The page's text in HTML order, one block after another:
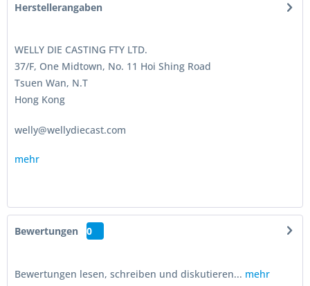
Herstellerangaben
WELLY DIE CASTING FTY LTD.
37/F, One Midtown, No. 11 Hoi Shing Road
Tsuen Wan, N.T
Hong Kong
welly@wellydiecast.com
mehr
Bewertungen 0
Bewertungen lesen, schreiben und diskutieren... mehr